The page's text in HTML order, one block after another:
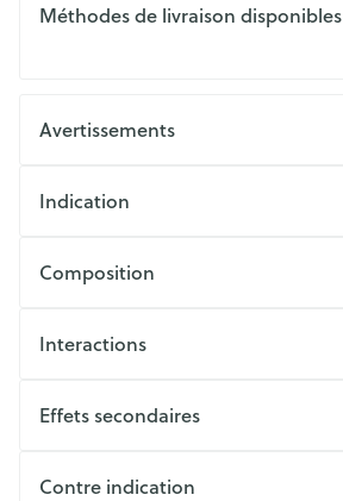
Méthodes de livraison disponibles
Avertissements
Indication
Composition
Interactions
Effets secondaires
Contre indication